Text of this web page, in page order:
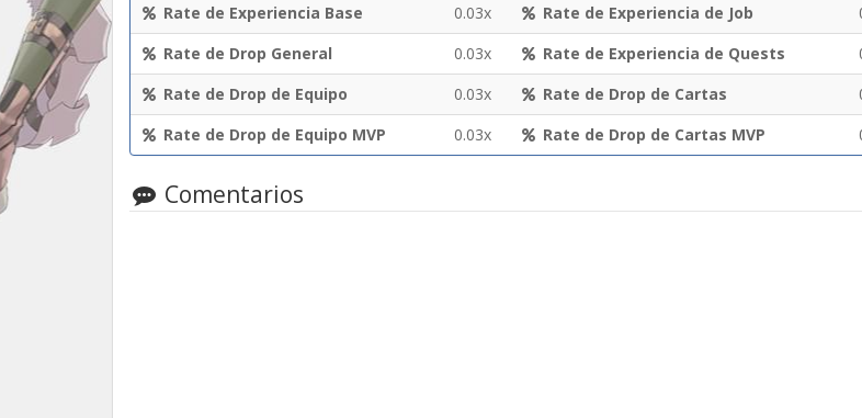
Rate de Experiencia Base 0.03x Rate de Experiencia de Job
Rate de Drop General
0.03x Rate de Experiencia de Quests
Rate de Drop de Equipo
0.03x Rate de Drop de Cartas
Rate de Drop de Equipo MVP
0.03x Rate de Drop de Cartas MVP
Comentarios